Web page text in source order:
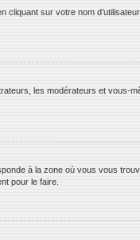
cliquant sur votre nom
les modérateurs et vous-
à la zone où vous vous
pour le faire.